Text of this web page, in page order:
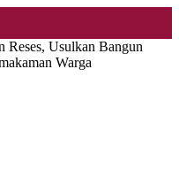
Reses, Usulkan Bangun
Warga